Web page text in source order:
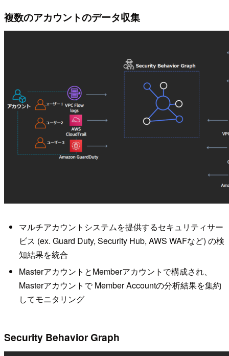
複数のアカウントのデータ収集
マルチアカウントシステムを提供するセキュリティサー
ビス (ex. Guard Duty, Security Hub, AWS WAFなど) の検
知結果を統合
MasterアカウントとMemberアカウントで構成され、
Masterアカウントで Member Accountの分析結果を集約
してモニタリング
Security Behavior Graph